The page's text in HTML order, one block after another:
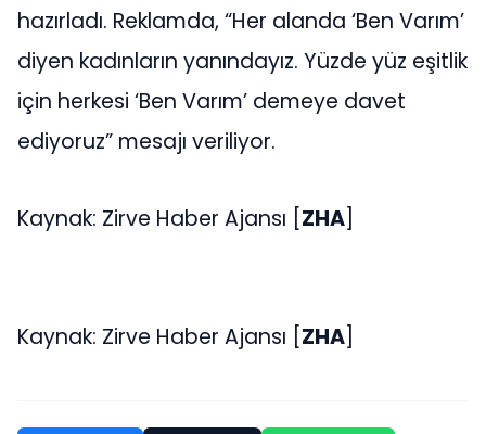
hazırladı. Reklamda, “Her alanda ‘Ben Varım’
diyen kadınların yanındayız. Yüzde yüz eşitlik
için herkesi ‘Ben Varım’ demeye davet
ediyoruz” mesajı veriliyor.
Kaynak: Zirve Haber Ajansı [ ZHA
Kaynak: Zirve Haber Ajansı [ZHA]